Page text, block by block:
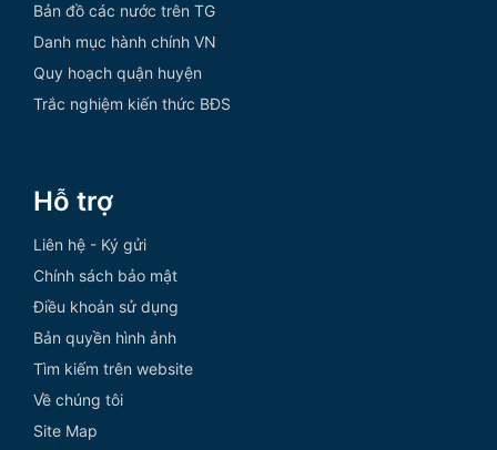
Bản đồ các nước trên TG
Danh mục hành chính VN
Quy hoạch quận huyện
Trắc nghiệm kiến thức BĐS
Hỗ trợ
Liên hệ - Ký gửi
Chính sách bảo mật
Điều khoản sử dụng
Bản quyền hình ảnh
Tìm kiếm trên website
Về chúng tôi
Site Map